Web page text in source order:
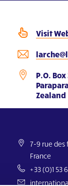
Visit
P.O.
Zealand
7-9 rue des
France
+33 (0)1 53